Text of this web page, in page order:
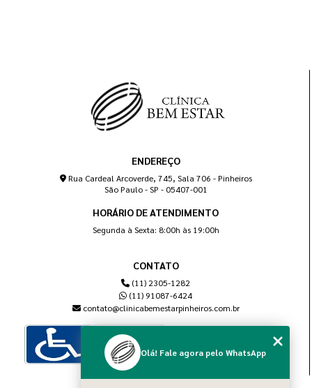
ENDEREÇO
Rua Cardeal Arcoverde, 745, Sala 706 - Pinheiros
São Paulo - SP - 05407-001
HORÁRIO DE ATENDIMENTO
Segunda à Sexta: 8:00h às 19:00h
CONTATO
(11) 2305-1282
(11) 91087-6424
contato@clinicabemestarpinheiros.com.br
Olá! Fale agora pelo WhatsApp